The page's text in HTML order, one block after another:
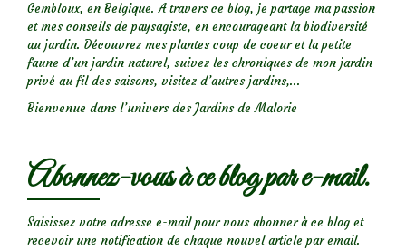
Gembloux, en Belgique. A travers ce blog, je partage ma passion
et mes conseils de paysagiste, en encourageant la biodiversité
au jardin. Découvrez mes plantes coup de coeur et la petite
faune d’un jardin naturel, suivez les chroniques de mon jardin
privé au fil des saisons, visitez d’autres jardins,...
Bienvenue dans l’univers des Jardins de Malorie
Abonnez-vous à ce blog par e-mail.
Saisissez votre adresse e-mail pour vous abonner à ce blog et
recevoir une notification de chaque nouvel article par email.